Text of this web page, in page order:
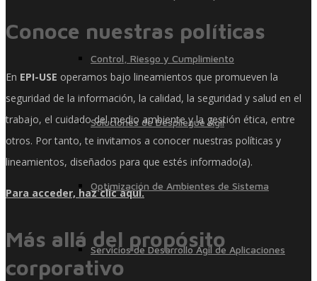
Control, Riesgo y Cumplimiento
Soluciones de Despliegue Ágil
Optimización de Ambientes de Sistema
Servicios de Desarrollo Ágil de Aplicaciones
Conoce nuestras políticas
En EPI-USE operamos bajo lineamientos que promueven la
seguridad de la información, la calidad, la seguridad y salud en el
trabajo, el cuidado del medio ambiente y la gestión ética, entre
otros. Por tanto, te invitamos a conocer nuestras políticas y
lineamientos, diseñados para que estés informado(a).
Para acceder, haz clic aquí.
Más allá del propósito
corporativo